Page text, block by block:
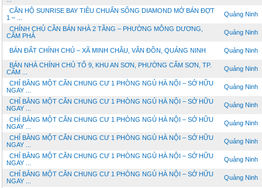
CĂN HỘ SUNRISE BAY TIÊU CHUẨN SỐNG DIAMOND MỞ BÁN ĐỢT
1 – ...
Quảng Ninh
CHÍNH CHỦ CẦN BÁN NHÀ 2 TẦNG – PHƯỜNG MÔNG DƯƠNG,
CẨM PHẢ
Quảng Ninh
BÁN ĐẤT CHÍNH CHỦ – XÃ MINH CHÂU, VÂN ĐỒN, QUẢNG NINH Quảng Ninh
BÁN NHÀ CHÍNH CHỦ TỔ 9, KHU AN SƠN, PHƯỜNG CẨM SƠN, TP.
CẨM ...
Quảng Ninh
CHỈ BẰNG MỘT CĂN CHUNG CƯ 1 PHÒNG NGỦ HÀ NỘI – SỞ HỮU
NGAY ...
Quảng Ninh
CHỈ BẰNG MỘT CĂN CHUNG CƯ 1 PHÒNG NGỦ HÀ NỘI – SỞ HỮU
NGAY ...
Quảng Ninh
CHỈ BẰNG MỘT CĂN CHUNG CƯ 1 PHÒNG NGỦ HÀ NỘI – SỞ HỮU
NGAY ...
Quảng Ninh
CHỈ BẰNG MỘT CĂN CHUNG CƯ 1 PHÒNG NGỦ HÀ NỘI – SỞ HỮU
NGAY ...
Quảng Ninh
CHỈ BẰNG MỘT CĂN CHUNG CƯ 1 PHÒNG NGỦ HÀ NỘI – SỞ HỮU
NGAY ...
Quảng Ninh
CHỈ BẰNG MỘT CĂN CHUNG CƯ 1 PHÒNG NGỦ HÀ NỘI – SỞ HỮU
NGAY ...
Quảng Ninh